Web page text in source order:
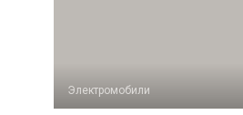
Электромобили